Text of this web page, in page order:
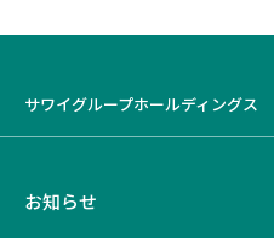
サワイグループホールディングス
お知らせ